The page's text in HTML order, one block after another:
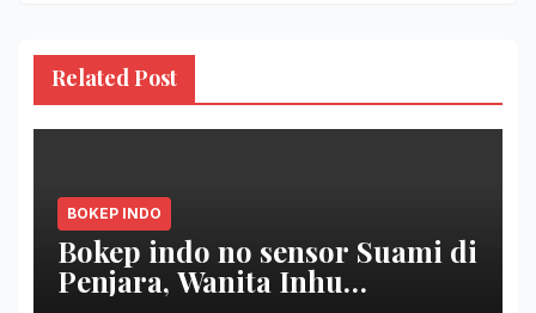
Related Post
BOKEP INDO
Bokep indo no sensor Suami di
Penjara, Wanita Inhu